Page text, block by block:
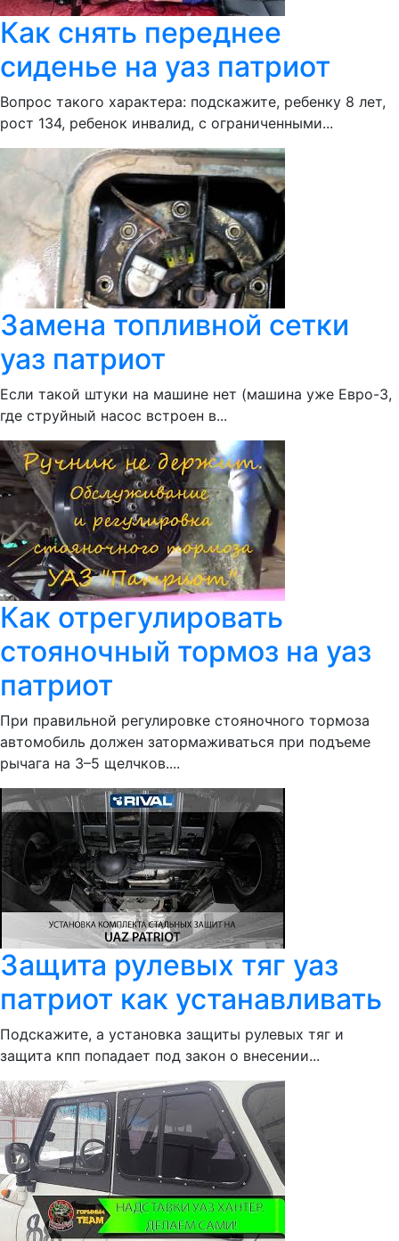
Как снять переднее
сиденье на уаз патриот
Вопрос такого характера: подскажите, ребенку 8 лет,
рост 134, ребенок инвалид, с ограниченными...
Замена топливной сетки
уаз патриот
Если такой штуки на машине нет (машина уже Евро-3,
где струйный насос встроен в...
Как отрегулировать
стояночный тормоз на уаз
патриот
При правильной регулировке стояночного тормоза
автомобиль должен затормаживаться при подъеме
рычага на 3–5 щелчков....
Защита рулевых тяг уаз
патриот как устанавливать
Подскажите, а установка защиты рулевых тяг и
защита кпп попадает под закон о внесении...